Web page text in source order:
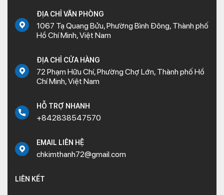
ĐỊA CHỈ VĂN PHÒNG
1067 Tạ Quang Bửu, Phường Bình Đông, Thành phố
Hồ Chí Minh, Việt Nam
ĐỊA CHỈ CỬA HÀNG
72 Phạm Hữu Chí, Phường Chợ Lớn, Thành phố Hồ
Chí Minh, Việt Nam
HỖ TRỢ NHANH
+842838547570
EMAIL LIÊN HỆ
chkimthanh72@gmail.com
LIÊN KẾT